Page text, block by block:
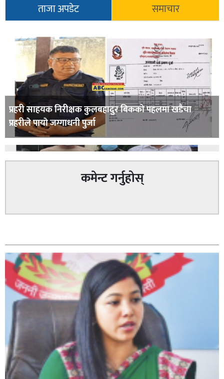
ताजा अपडेट समाचार
प्रहरी साहयक निरीक्षक कुलबहादुर बिककाे पहलमा खडैचा
प्रहरीले पायाे जग्गाधनी पुर्जा
भिक्षा मागेर कारमा घुम्ने बाबाहरूलाई दाङ प्रहरीले पक्राउ,भारत
फर्कने सर्तमा रिहा,
कमेन्ट गर्नुहोस्